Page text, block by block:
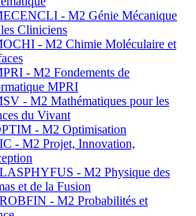
- M2 Génie Mécanique
Cliniciens
- M2 Chimie Moléculaire et
- M2 Fondements de
MPRI
- M2 Mathématiques pour les
du Vivant
- M2 Optimisation
- M2 Projet, Innovation,
- M2 Physique des
et de la Fusion
- M2 Probabilités et